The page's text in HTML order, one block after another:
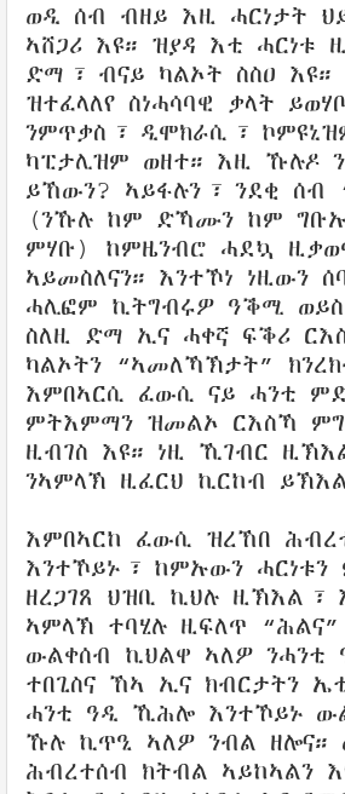
ወዲ ሰብ ብዘይ እዚ ሓርነታት
ኣሸጋሪ እዩ። ዝያዳ እቲ ሓርነቱ
ድማ፣ ብናይ ካልኦት ስስዐ እዩ።
ዝተፈላለየ ስነሓሳባዊ ቃላት
ንምጥቃስ፣ ዲሞክራሲ፣
ካፒታሊዝም ወዘተ። እዚ ኹሉዶ
ይኸውን? ኣይፋሉን፣ ንደቂ ሰብ
(ንኹሉ ከም ድኻሙን ከም
ምሃቡ) ከምዜንብሮ ሓደኳ
ኣይመስለናን። እንተኾነ ነዚውን
ሓሊፎም ኪትግብሩዎ ዓቕሚ ወይስ
ስለዚ ድማ ኢና ሓቀኛ ፍቕሪ
ካልኦትን “ኣመለኻኽታት”
እምበኣርሲ ፈውሲ ናይ ሓንቲ
ምትእምማን ዝመልኦ ርእስኻ
ዚብገስ እዩ። ነዚ ኺገብር
ንኣምላኽ ዚፈርህ ኪርከብ
እምበኣርከ ፈውሲ ዝረኸበ
እንተኾይኑ፣ ከምኡውን ሓርነቱን
ዘረጋገጸ ህዝቢ ኪህሉ ዚኽእል፣
ኣምላኽ ተባሂሉ ዚፍለጥ
ውልቀሰብ ኪህልዋ ኣለዎ ንሓንቲ
ተበጊስና ኸኣ ኢና ክብርታትን
ሓንቲ ዓዲ ኺሕሎ እንተኾይኑ
ኹሉ ኪጥዒ ኣለዎ ንብል ዘሎና።
ሕብረተሰብ ክትብል ኣይከኣልን